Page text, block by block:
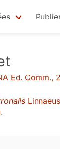
Ed. Comm.,
Linnaeus
.